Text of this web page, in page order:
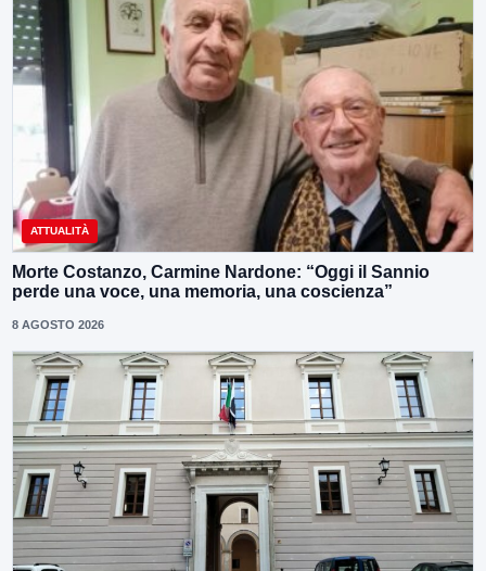
ATTUALITÀ
Morte Costanzo, Carmine Nardone: “Oggi il Sannio
perde una voce, una memoria, una coscienza”
8 AGOSTO 2026